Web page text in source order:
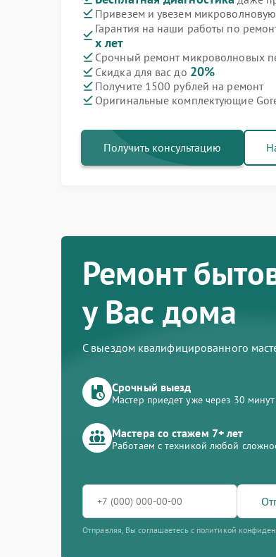
Привезем и увезем
Гарантия на наши работы по
х лет
Срочный ремонт микроволновых
Скидка для вас до 20%
Получите 1500 рублей на ремонт
Оригинальные комплектующие
Получить консультацию
Ремонт
у Вас дома
С выездом квалифицированного
Срочный выезд
Мастер приедет уже через 30 минут
Мастера со стажем 7+ лет
Работаем с техникой любой
Отправляя, Вы соглашаетесь с политикой